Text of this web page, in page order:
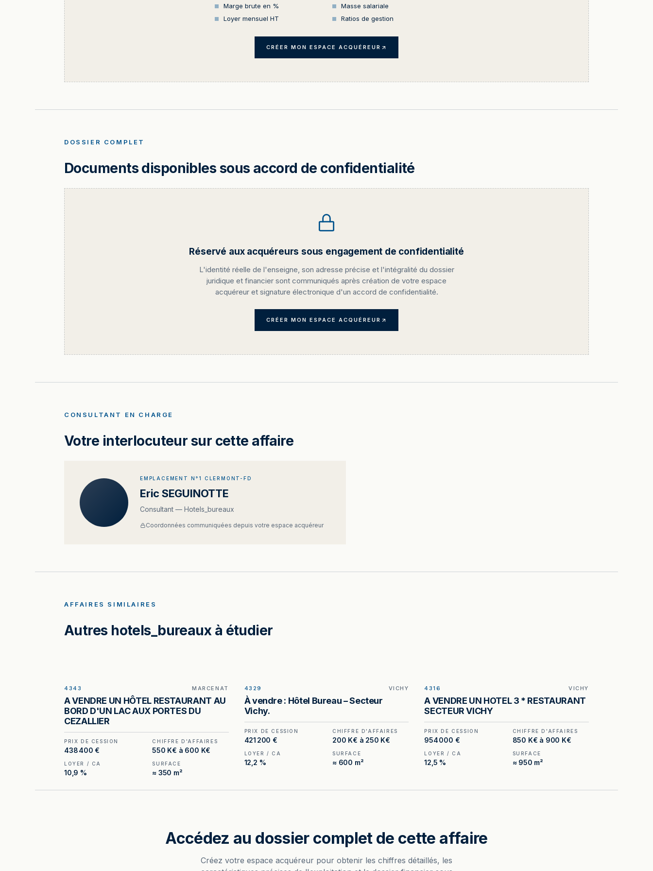
Marge brute en %
Masse salariale
Loyer mensuel HT
Ratios de gestion
CRÉER MON ESPACE ACQUÉREUR
DOSSIER COMPLET
Documents disponibles sous accord de confidentialité
Réservé aux acquéreurs sous engagement de confidentialité
L'identité réelle de l'enseigne, son adresse précise et l'intégralité du dossier
juridique et financier sont communiqués après création de votre espace
acquéreur et signature électronique d'un accord de confidentialité.
CRÉER MON ESPACE ACQUÉREUR
CONSULTANT EN CHARGE
Votre interlocuteur sur cette affaire
EMPLACEMENT N°1 CLERMONT-FD
Eric SEGUINOTTE
Consultant — Hotels_bureaux
Coordonnées communiquées depuis votre espace acquéreur
AFFAIRES SIMILAIRES
Autres hotels_bureaux à étudier
ILLUSTRATION GÉNÉRÉE
4343 MARCENAT
A VENDRE UN HÔTEL RESTAURANT AU
BORD D'UN LAC AUX PORTES DU
CEZALLIER
PRIX DE CESSION
438 400 €
CHIFFRE D'AFFAIRES
550 K€ à 600 K€
LOYER / CA
10,9 %
SURFACE
≈ 350 m²
ILLUSTRATION GÉNÉRÉE
4329 VICHY
À vendre : Hôtel Bureau – Secteur
Vichy.
PRIX DE CESSION
421 200 €
CHIFFRE D'AFFAIRES
200 K€ à 250 K€
LOYER / CA
12,2 %
SURFACE
≈ 600 m²
ILLUSTRATION GÉNÉRÉE
4316 VICHY
A VENDRE UN HOTEL 3 * RESTAURANT
SECTEUR VICHY
PRIX DE CESSION
954 000 €
CHIFFRE D'AFFAIRES
850 K€ à 900 K€
LOYER / CA
12,5 %
SURFACE
≈ 950 m²
Accédez au dossier complet de cette affaire
Créez votre espace acquéreur pour obtenir les chiffres détaillés, les